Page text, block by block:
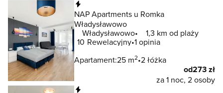
NAP Apartments u Romka
Władysławowo
Władysławowo
1,3 km od plaży
10 Rewelacyjny 1 opinia
Apartament:25 m2 2 łóżka
od273 zł
za 1 noc, 2 osoby